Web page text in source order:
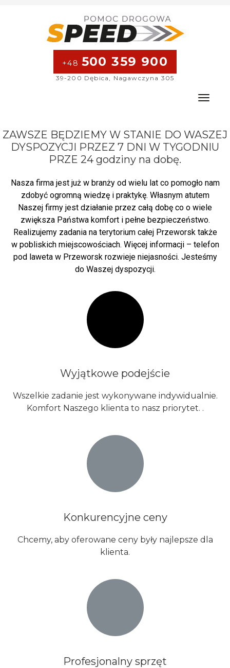
+48 500 359 900
39-200 Dębica, Nagawczyna 305
Toggle
ZAWSZE BĘDZIEMY W STANIE DO WASZEJ
DYSPOZYCJI PRZEZ 7 DNI W TYGODNIU
PRZE 24 godziny na dobę.
Nasza firma jest już w branży od wielu lat co pomogło nam
zdobyć ogromną wiedzę i praktykę. Własnym atutem
Naszej firmy jest działanie przez całą dobę co o wiele
zwiększa Państwa komfort i pełne bezpieczeństwo.
Realizujemy zadania na terytorium całej Przeworsk także
w pobliskich miejscowościach. Więcej informacji – telefon
pod laweta w Przeworsk rozwieje niejasności. Jesteśmy
do Waszej dyspozycji.
Wyjątkowe podejście
Wszelkie zadanie jest wykonywane indywidualnie.
Komfort Naszego klienta to nasz priorytet. .
Konkurencyjne ceny
Chcemy, aby oferowane ceny były najlepsze dla
klienta.​
Profesjonalny sprzęt​